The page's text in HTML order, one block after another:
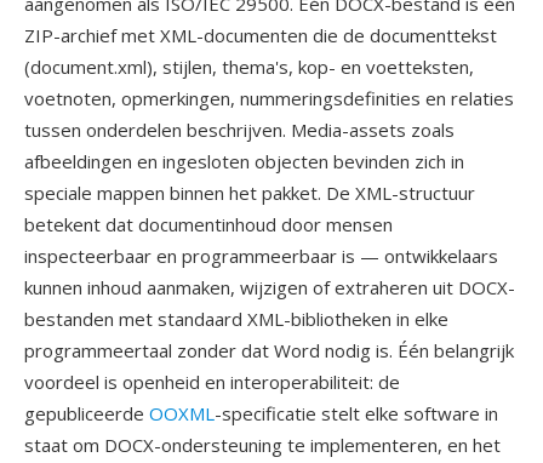
ZIP-archief met XML-documenten die de documenttekst
(document.xml), stijlen, thema's, kop- en voetteksten,
voetnoten, opmerkingen, nummeringsdefinities en relaties
tussen onderdelen beschrijven. Media-assets zoals
afbeeldingen en ingesloten objecten bevinden zich in
speciale mappen binnen het pakket. De XML-structuur
betekent dat documentinhoud door mensen
inspecteerbaar en programmeerbaar is — ontwikkelaars
kunnen inhoud aanmaken, wijzigen of extraheren uit DOCX-
bestanden met standaard XML-bibliotheken in elke
programmeertaal zonder dat Word nodig is. Één belangrijk
voordeel is openheid en interoperabiliteit: de
gepubliceerde OOXML-specificatie stelt elke software in
staat om DOCX-ondersteuning te implementeren, en het